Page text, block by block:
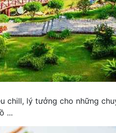
chill, lý tưởng cho những
...